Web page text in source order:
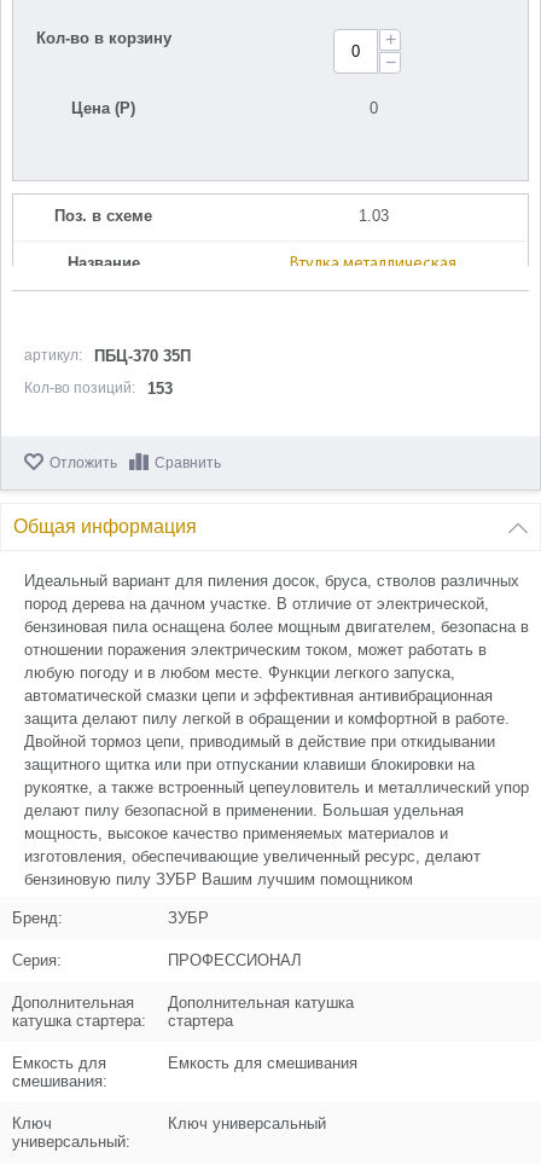
Кол-во в корзину
+
−
Цена (Р) 0
Поз. в схеме 1.03
Название
Втулка металлическая
U589-490-101
Кол-во в корзину
Цена (Р)
Название
Втулка-амортизатор
U589-490-102
Кол-во по схеме 1
Кол-во в корзину
+
−
Цена (Р) 0
N000-004-050
Кол-во по схеме
Кол-во в корзину
Цена (Р)
артикул: ПБЦ-370 35П
Кол-во позиций: 153
Отложить Сравнить
Общая информация
Идеальный вариант для пиления досок, бруса, стволов различных
пород дерева на дачном участке. В отличие от электрической,
бензиновая пила оснащена более мощным двигателем, безопасна в
отношении поражения электрическим током, может работать в
любую погоду и в любом месте. Функции легкого запуска,
автоматической смазки цепи и эффективная антивибрационная
защита делают пилу легкой в обращении и комфортной в работе.
Двойной тормоз цепи, приводимый в действие при откидывании
защитного щитка или при отпускании клавиши блокировки на
рукоятке, а также встроенный цепеуловитель и металлический упор
делают пилу безопасной в применении. Большая удельная
мощность, высокое качество применяемых материалов и
изготовления, обеспечивающие увеличенный ресурс, делают
бензиновую пилу ЗУБР Вашим лучшим помощником
Бренд: ЗУБР
Серия: ПРОФЕССИОНАЛ
Дополнительная
катушка стартера:
Дополнительная катушка
стартера
Емкость для
смешивания:
Емкость для смешивания
Ключ
универсальный:
Ключ универсальный